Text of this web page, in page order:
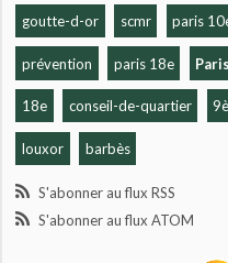
goutte-d-or scmr paris
prévention paris 18e Paris
18e conseil-de-quartier
louxor barbès
S'abonner au flux RSS
S'abonner au flux ATOM